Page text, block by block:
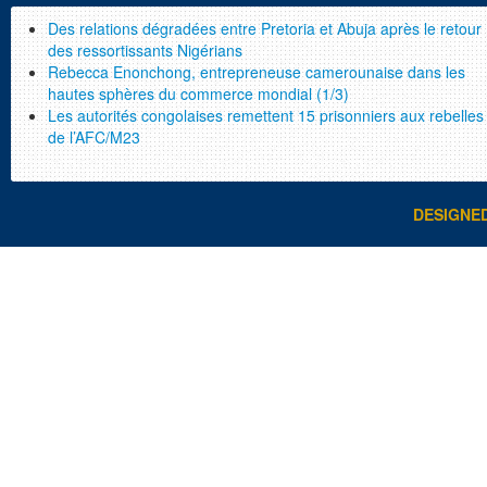
Des relations dégradées entre Pretoria et Abuja après le retour
des ressortissants Nigérians
Rebecca Enonchong, entrepreneuse camerounaise dans les
hautes sphères du commerce mondial (1/3)
Les autorités congolaises remettent 15 prisonniers aux rebelles
de l’AFC/M23